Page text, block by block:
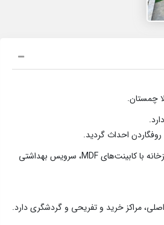
چمستان.
دارای 3 اتاق خواب بزرگ و نورگیر و دلباز، سالن نورگیر با پنجره‌های دوجداره، آشپزخانه با کابینت‌های MDF، سرویس بهداشتی